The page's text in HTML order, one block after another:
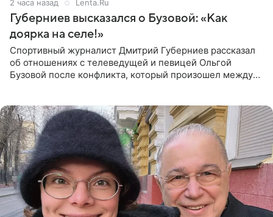
2 часа назад Lenta.Ru
Губерниев высказался о Бузовой: «Как
доярка на селе!»
Спортивный журналист Дмитрий Губерниев рассказал
об отношениях с телеведущей и певицей Ольгой
Бузовой после конфликта, который произошел между